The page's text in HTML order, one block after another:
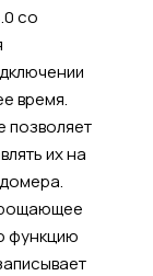
со
время.
позволяет
их на
функцию